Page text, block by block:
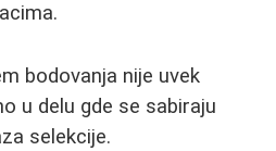
bodovanja nije uvek
u delu gde se sabiraju
selekcije.